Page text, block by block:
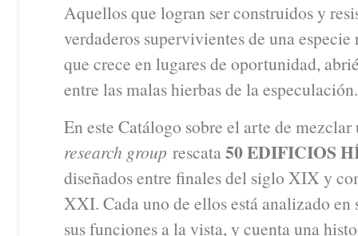
Aquellos que logran ser construidos y
verdaderos supervivientes de una
que crece en lugares de oportunidad,
entre las malas hierbas de la especulación.
En este Catálogo sobre el arte de mezclar
research group rescata50EDIFICIOS
diseñados entre finales del siglo XIX y
XXI. Cada uno de ellos está analizado en
sus funciones a la vista, y cuenta una